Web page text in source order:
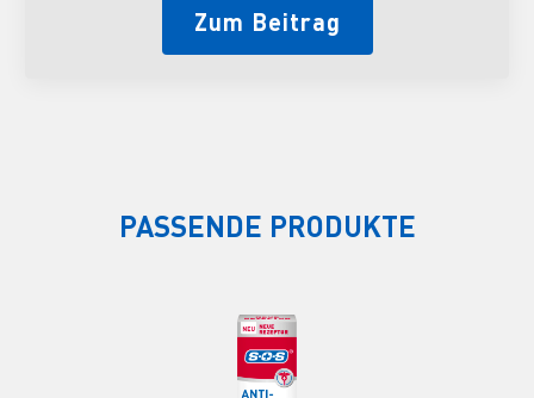
Zum Beitrag
PASSENDE PRODUKTE